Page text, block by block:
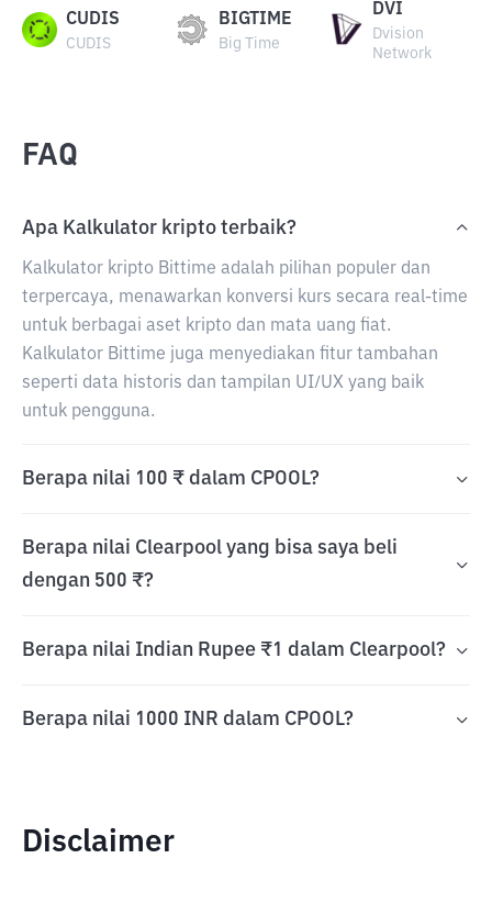
CUDIS
CUDIS
BIGTIME
Big Time
DVI
Dvision
Network
FAQ
Apa Kalkulator kripto terbaik?
Kalkulator kripto Bittime adalah pilihan populer dan
terpercaya, menawarkan konversi kurs secara real-time
untuk berbagai aset kripto dan mata uang fiat.
Kalkulator Bittime juga menyediakan fitur tambahan
seperti data historis dan tampilan UI/UX yang baik
untuk pengguna.
Berapa nilai 100 ₹ dalam CPOOL?
Berapa nilai Clearpool yang bisa saya beli
dengan 500 ₹?
Berapa nilai Indian Rupee ₹1 dalam Clearpool?
Berapa nilai 1000 INR dalam CPOOL?
Disclaimer